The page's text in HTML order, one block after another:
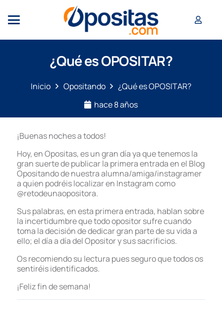
¿Qué es OPOSITAR?
Inicio Opositando
¿Qué es OPOSITAR?
hace 8 años
¡Buenas noches a todos!
Hoy, en Opositas, es un gran día ya que tenemos la
gran suerte de publicar la primera entrada en el Blog
Opositando de nuestra alumna/amiga/instagramer
a quien podréis localizar en Instagram como
@retodeunaopositora.
Sus palabras, en esta primera entrada, hablan sobre
la incertidumbre que todo opositor sufre cuando
toma la decisión de dedicar gran parte de su vida a
ello; el día a día del Opositor y sus sacrificios.
Os recomiendo su lectura pues seguro que todos os
sentiréis identificados.
¡Feliz fin de semana!